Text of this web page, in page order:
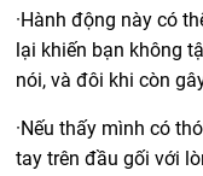
·Hành động này có
lại khiến bạn không
nói, và đôi khi còn
·Nếu thấy mình có
tay trên đầu gối với